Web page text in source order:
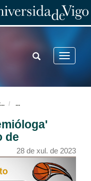
Toggle
TOGGLE
SEARCH
... ...
de
28 de xul. de 2023